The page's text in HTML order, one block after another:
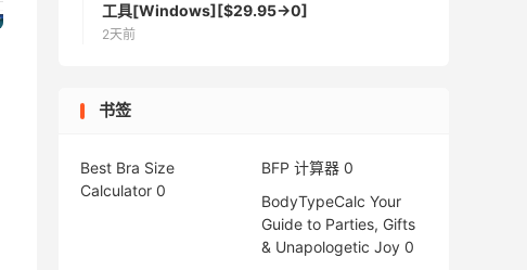
工具[Windows][$29.95→0]
2天前
书签
Best Bra Size
Calculator 0
BFP 计算器 0
BodyTypeCalc Your
Guide to Parties, Gifts
& Unapologetic Joy 0